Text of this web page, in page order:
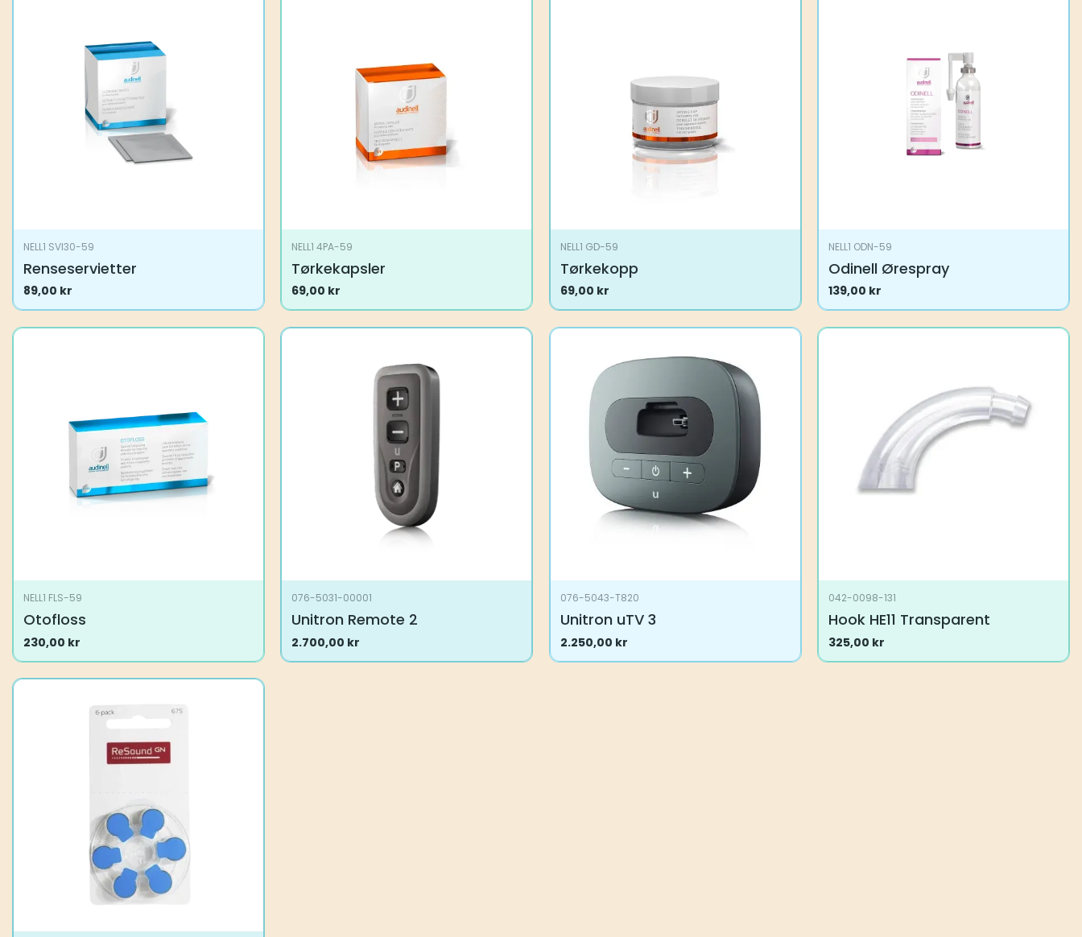
NELL1 SVI30-59
Renseservietter
89,00 kr
NELL1 4PA-59
Tørkekapsler
69,00 kr
NELL1 GD-59
Tørkekopp
69,00 kr
NELL1 ODN-59
Odinell Ørespray
139,00 kr
NELL1 FLS-59
Otofloss
230,00 kr
076-5031-00001
Unitron Remote 2
2.700,00 kr
076-5043-T820
Unitron uTV 3
2.250,00 kr
042-0098-131
Hook HE11 Transparent
325,00 kr